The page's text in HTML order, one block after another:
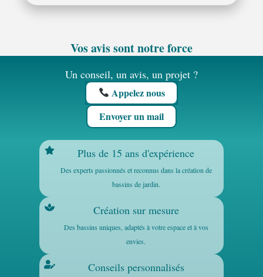
Vos avis sont notre force
Envoyer un mail
Appelez nous
Un conseil, un avis, un projet ?
Plus de 15 ans d'expérience
Des experts passionnés et reconnus dans la création de
bassins de jardin.
Création sur mesure
Des bassins uniques, adaptés à votre espace et à vos
envies.
Conseils personnalisés